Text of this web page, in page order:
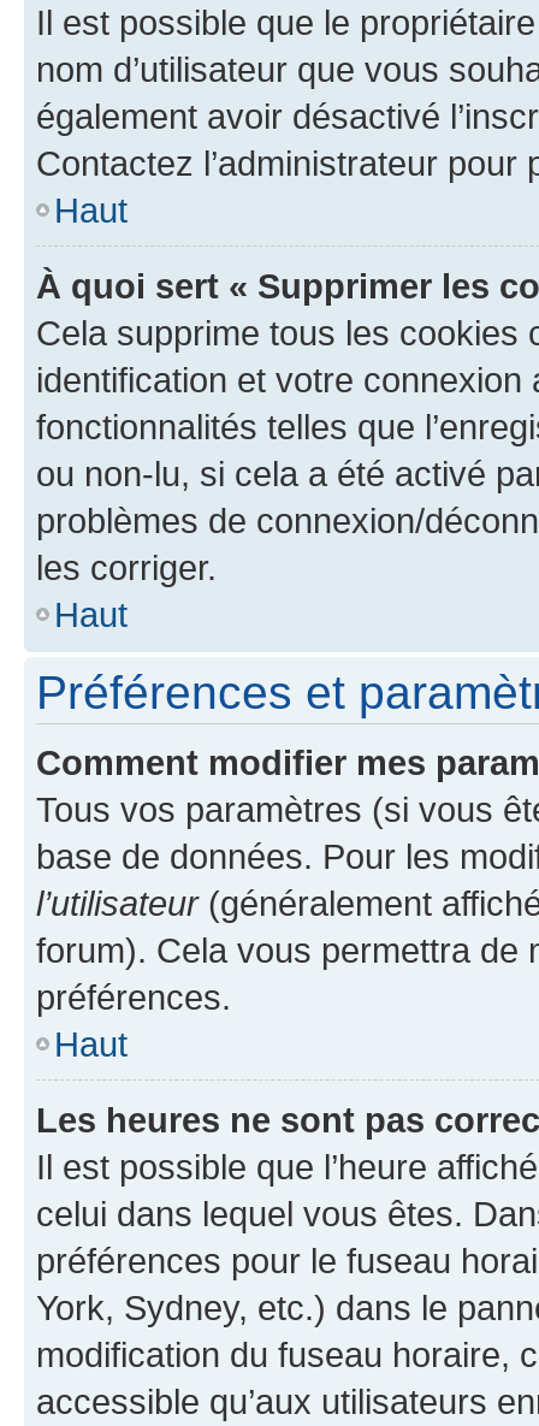
Il est possible que le
nom d’utilisateur que vous
également avoir désactivé
Contactez l’administrateur
Haut
À quoi sert « Supprimer les
Cela supprime tous les cookies
identification et votre
fonctionnalités telles que
ou non-lu, si cela a été activé
problèmes de connexion/
les corriger.
Haut
Préférences et
Comment modifier mes
Tous vos paramètres (si vous
base de données. Pour les
l’utilisateur(généralement
forum). Cela vous permettra de
préférences.
Haut
Les heures ne sont pas
Il est possible que l’heure
celui dans lequel vous êtes.
préférences pour le fuseau
York, Sydney, etc.) dans le
modification du fuseau horaire,
accessible qu’aux utilisateurs